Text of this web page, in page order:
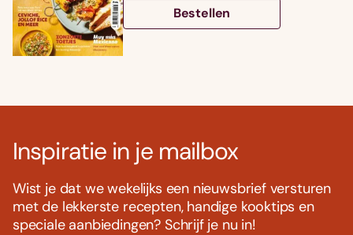
Bestellen
Inspiratie in je mailbox
Wist je dat we wekelijks een nieuwsbrief versturen
met de lekkerste recepten, handige kooktips en
speciale aanbiedingen? Schrijf je nu in!